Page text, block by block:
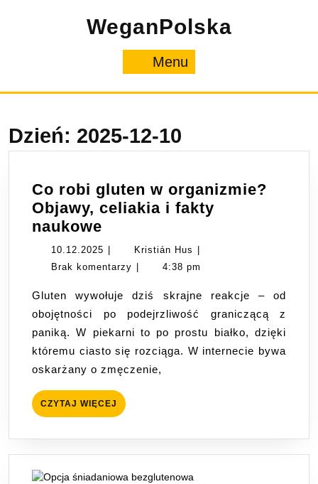
WeganPolska
Menu
Dzień: 2025-12-10
Co robi gluten w organizmie?
Objawy, celiakia i fakty
naukowe
robi
gluten
organizmie?
Objawy,
celiakia
i
fakty
naukowe
10.12.2025 10.12.2025Kristián Hus Kristián
Hus
Brak komentarzy
4:38 pm
Gluten wywołuje dziś skrajne reakcje – od
obojętności po podejrzliwość graniczącą z
paniką. W piekarni to po prostu białko, dzięki
któremu ciasto się rozciąga. W internecie bywa
oskarżany o zmęczenie,
CZYTAJ WIĘCEJ CZYTAJ
WIĘCEJ